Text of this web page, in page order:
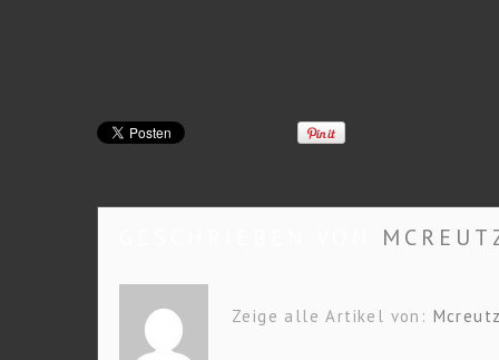
Zeige alle Artikel von: